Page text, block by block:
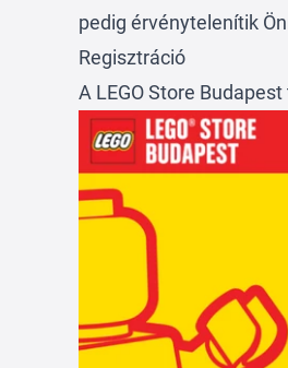
pedig érvénytelenítik
Regisztráció
A LEGO Store